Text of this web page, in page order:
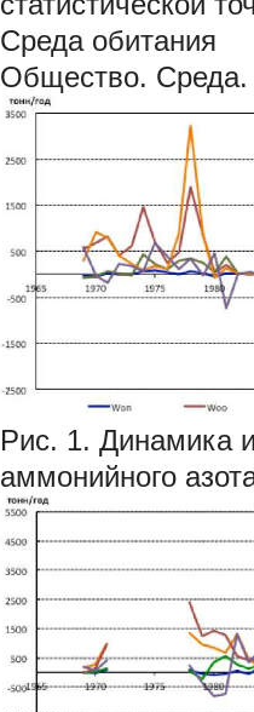
Среда обитания
Общество. Среда.
Рис. 1. Динамика
аммонийного